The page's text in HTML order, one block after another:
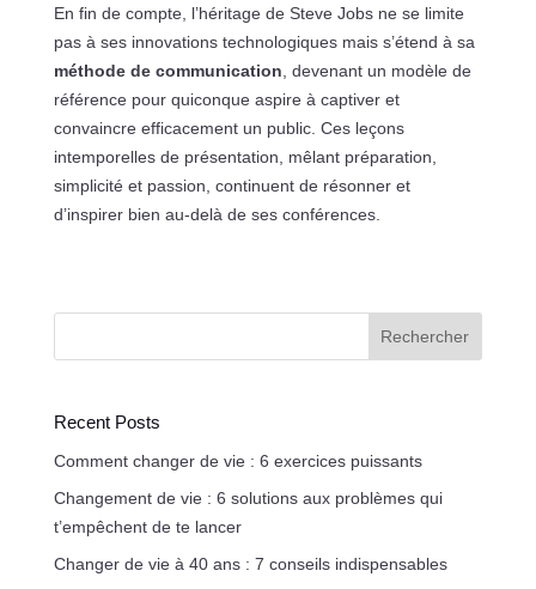
En fin de compte, l’héritage de Steve Jobs ne se limite
pas à ses innovations technologiques mais s’étend à sa
méthode de communication , devenant un modèle de
référence pour quiconque aspire à captiver et
convaincre efficacement un public. Ces leçons
intemporelles de présentation, mêlant préparation,
simplicité et passion, continuent de résonner et
d’inspirer bien au-delà de ses conférences.
Rechercher
Recent Posts
Comment changer de vie : 6 exercices puissants
Changement de vie : 6 solutions aux problèmes qui
t’empêchent de te lancer
Changer de vie à 40 ans : 7 conseils indispensables